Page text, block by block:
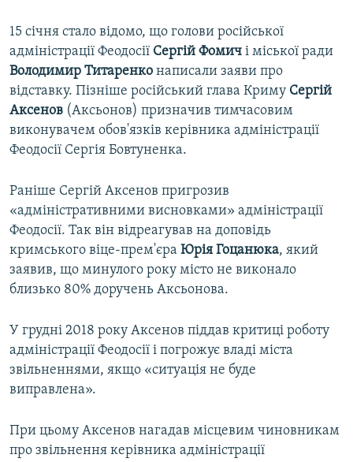
15 січня стало відомо, що голови російської
адміністрації Феодосії Сергій Фомич і міської ради
Володимир Титаренко написали заяви про
відставку. Пізніше російський глава Криму Сергій
Аксенов (Аксьонов) призначив тимчасовим
виконувачем обов'язків керівника адміністрації
Феодосії Сергія Бовтуненка.
Раніше Сергій Аксенов пригрозив
«адміністративними висновками» адміністрації
Феодосії. Так він відреагував на доповідь
кримського віце-прем'єра Юрія Гоцанюка, який
заявив, що минулого року місто не виконало
близько 80% доручень Аксьонова.
У грудні 2018 року Аксенов піддав критиці роботу
адміністрації Феодосії і погрожує владі міста
звільненнями, якщо «ситуація не буде
виправлена».
При цьому Аксенов нагадав місцевим чиновникам
про звільнення керівника адміністрації